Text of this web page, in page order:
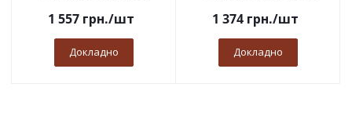
1 557 грн./шт
Докладно
1 374 грн./шт
Докладно